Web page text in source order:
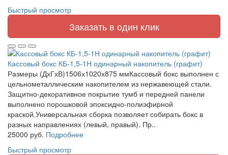
Быстрый просмотр
Заказать в один клик
Кассовый бокс КБ-1,5-1Н одинарный накопитель (графит)
Размеры (ДхГхВ)1506х1020х875 ммКассовый бокс выполнен с
цельнометаллическим накопителем из нержавеющей стали.
Защитно-декоративное покрытие тумб и передней панели
выполнено порошковой эпоксидно-полиэфирной
краской.Универсальная сборка позволяет собирать бокс в
разных направлениях (левый, правый). Пр..
25000 руб. Подробнее
Быстрый просмотр